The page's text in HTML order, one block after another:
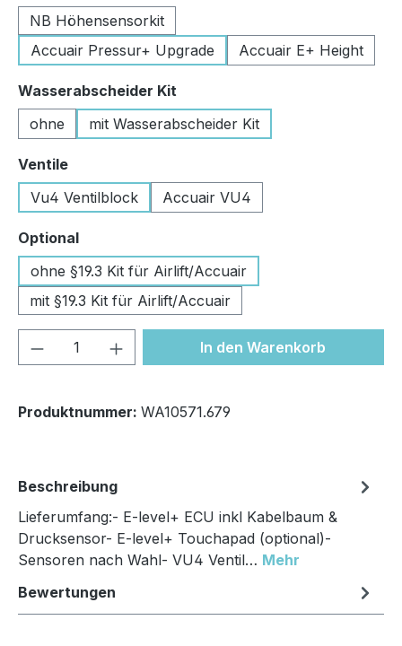
NB Höhensensorkit
Accuair Pressur+ Upgrade
Accuair E+ Height
Wasserabscheider Kit
ohne
mit Wasserabscheider Kit
Ventileauswählen
Vu4 Ventilblock
Accuair VU4
Optionalauswählen
ohne §19.3 Kit für Airlift/Accuair
mit §19.3 Kit für Airlift/Accuair
Produkt Anzahl: Gib denIn den Warenkorb
Produktnummer: WA10571.679
Beschreibung
Lieferumfang:- E-level+ ECU inkl Kabelbaum &
Drucksensor- E-level+ Touchapad (optional)-
Sensoren nach Wahl- VU4 Ventil… Mehr
Bewertungen